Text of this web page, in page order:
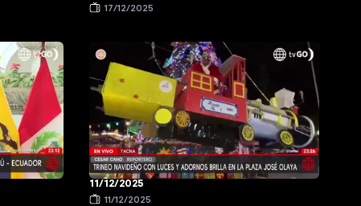
17/12/2025
11/12/2025
11/12/2025